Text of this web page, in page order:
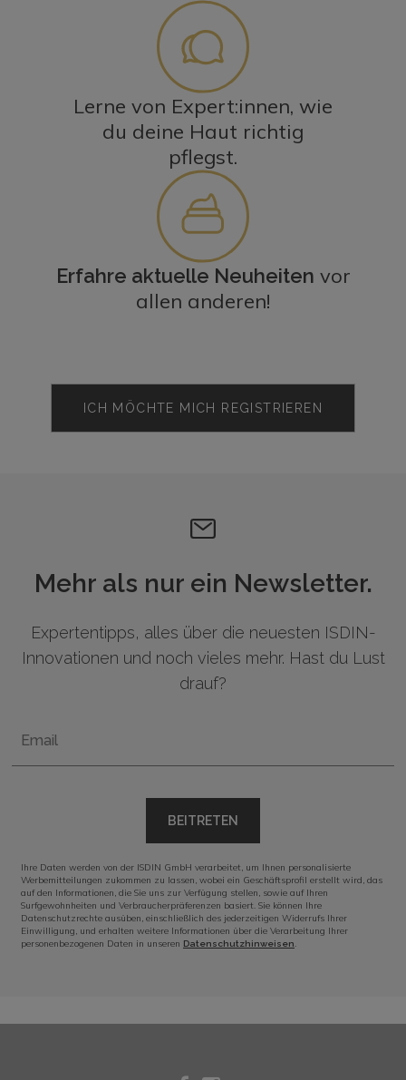
Lerne von Expert:innen, wie
du deine Haut richtig
pflegst.
Erfahre aktuelle Neuheiten vor
allen anderen!
ICH MÖCHTE MICH REGISTRIEREN
Mehr als nur ein Newsletter.
Expertentipps, alles über die neuesten ISDIN-
Innovationen und noch vieles mehr. Hast du Lust
drauf?
Email
BEITRETEN
Ihre Daten werden von der ISDIN GmbH verarbeitet, um Ihnen personalisierte
Werbemitteilungen zukommen zu lassen, wobei ein Geschäftsprofil erstellt wird, das
auf den Informationen, die Sie uns zur Verfügung stellen, sowie auf Ihren
Surfgewohnheiten und Verbraucherpräferenzen basiert. Sie können Ihre
Datenschutzrechte ausüben, einschließlich des jederzeitigen Widerrufs Ihrer
Einwilligung, und erhalten weitere Informationen über die Verarbeitung Ihrer
personenbezogenen Daten in unseren Datenschutzhinweisen.